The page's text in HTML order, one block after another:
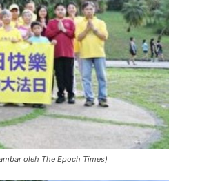
oleh The Epoch Times)